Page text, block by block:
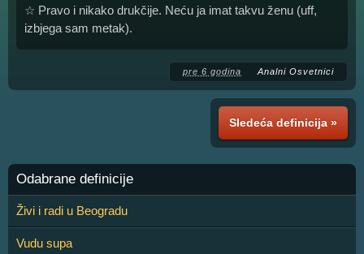
☆ Pravo i nikako drukčije. Neću ja imat takvu ženu (uff,
izbjega sam metak).
pre 6 godina Analni Osvetnici
Sledeća definicija »
Odabrane definicije
Živi i radi u Beogradu
Vudu supa